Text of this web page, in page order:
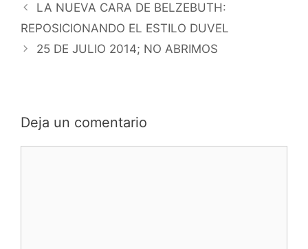
LA NUEVA CARA DE BELZEBUTH:
REPOSICIONANDO EL ESTILO DUVEL
25 DE JULIO 2014; NO ABRIMOS
Deja un comentario